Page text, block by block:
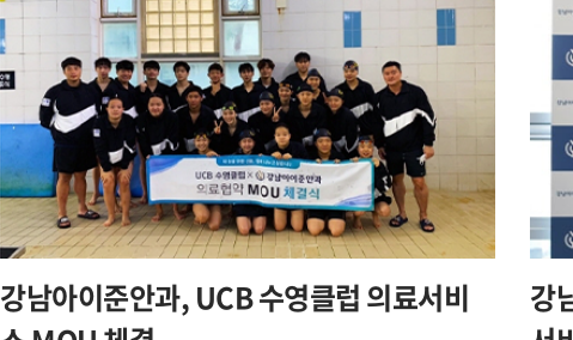
강남아이준안과, UCB 수영클럽 의료서비
강